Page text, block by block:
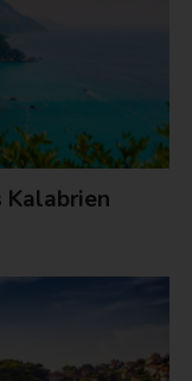
Kalabrien